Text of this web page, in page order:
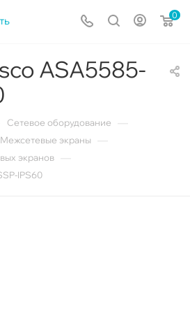
0
ASA5585-
Сетевое оборудование
Межсетевые экраны
экранов
IPS60